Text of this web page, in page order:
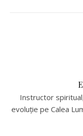
Instructor
evoluție pe Calea